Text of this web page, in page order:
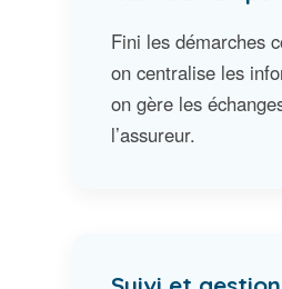
Fini les démarches
on centralise les
on gère les
l’assureur.